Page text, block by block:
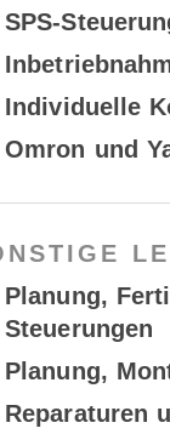
SPS-
Individuelle
Omron und
Planung,
Steuerungen
Planung,
Reparaturen